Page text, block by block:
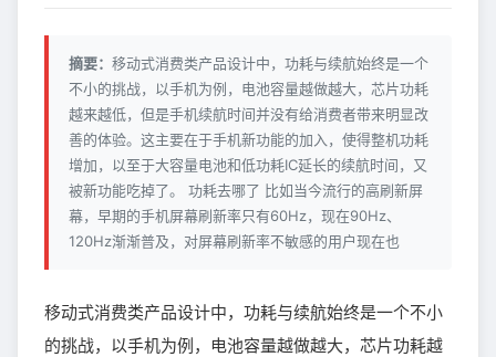
摘要： 移动式消费类产品设计中，功耗与续航始终是一个
不小的挑战，以手机为例，电池容量越做越大，芯片功耗
越来越低，但是手机续航时间并没有给消费者带来明显改
善的体验。这主要在于手机新功能的加入，使得整机功耗
增加，以至于大容量电池和低功耗IC延长的续航时间，又
被新功能吃掉了。 功耗去哪了 比如当今流行的高刷新屏
幕，早期的手机屏幕刷新率只有60Hz，现在90Hz、
120Hz渐渐普及，对屏幕刷新率不敏感的用户现在也
移动式消费类产品设计中，功耗与续航始终是一个不小
的挑战，以手机为例，电池容量越做越大，芯片功耗越